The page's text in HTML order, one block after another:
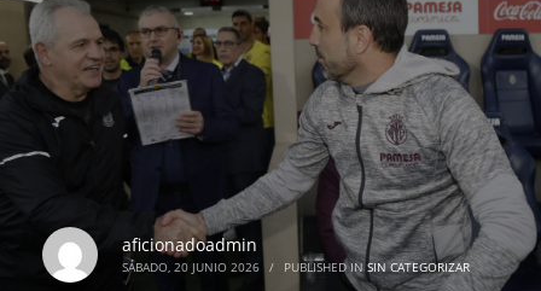
aficionadoadmin
SÁBADO, 20 JUNIO 2026 / PUBLISHED IN SIN CATEGORIZAR